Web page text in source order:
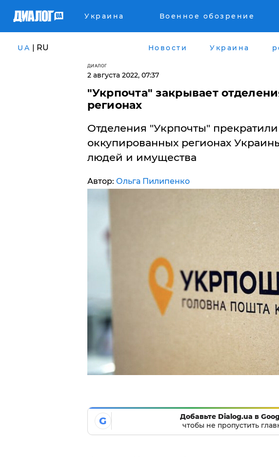
Украина Военное обозрение
UA | RU Новости Украина
ДИАЛОГ
2 августа 2022, 07:37
"Укрпочта" закрывает
регионах
Отделения "Укрпочты" прекратили
оккупированных регионах
людей и имущества
Автор: Ольга Пилипенко
G
Добавьте Dialog.ua в
чтобы не пропустить